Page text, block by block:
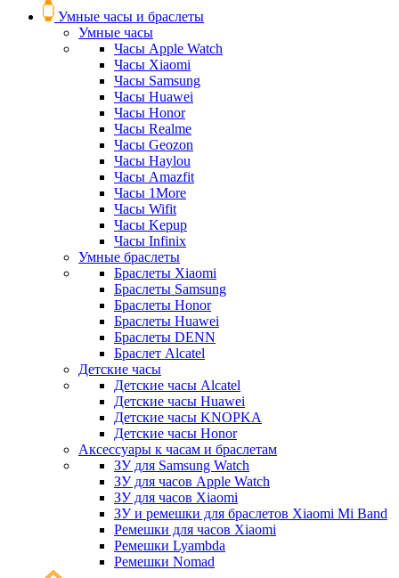
Умные часы и браслеты
Умные часы
Часы Apple Watch
Часы Xiaomi
Часы Samsung
Часы Huawei
Часы Honor
Часы Realme
Часы Geozon
Часы Haylou
Часы Amazfit
Часы 1More
Часы Wifit
Часы Kepup
Часы Infinix
Умные браслеты
Браслеты Xiaomi
Браслеты Samsung
Браслеты Honor
Браслеты Huawei
Браслеты DENN
Браслет Alcatel
Детские часы
Детские часы Alcatel
Детские часы Huawei
Детские часы KNOPKA
Детские часы Honor
Аксессуары к часам и браслетам
ЗУ для Samsung Watch
ЗУ для часов Apple Watch
ЗУ для часов Xiaomi
ЗУ и ремешки для браслетов Xiaomi Mi Band
Ремешки для часов Xiaomi
Ремешки Lyambda
Ремешки Nomad